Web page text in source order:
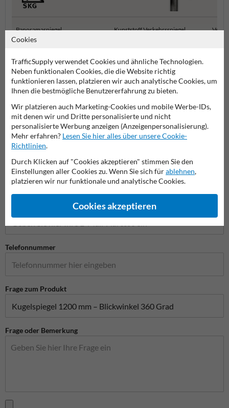
Panoramaspiegel Kunststoff Verkehrsspiegel
Verkehrsspiegel
Stellen Sie Ihre Frage an Anfahrschutzkaufen.de
Firmenname
Telefonnummer
Frage zum Produkt
Frage oder Bemerkung
Cookies
TrafficSupply verwendet Cookies und ähnliche Technologien.
Neben funktionalen Cookies, die die Website richtig
funktionieren lassen, platzieren wir auch analytische Cookies, um
Ihnen die bestmögliche Benutzererfahrung zu bieten.
Wir platzieren auch Marketing-Cookies und mobile Werbe-IDs,
mit denen wir und Dritte personalisierte und nicht
personalisierte Werbung anzeigen (Anzeigenpersonalisierung).
Mehr erfahren? Lesen Sie hier alles über unsere Cookie-
Richtlinien.
Durch Klicken auf "Cookies akzeptieren" stimmen Sie den
Einstellungen aller Cookies zu. Wenn Sie sich fürablehnen,
platzieren wir nur funktionale und analytische Cookies.
Cookies akzeptieren